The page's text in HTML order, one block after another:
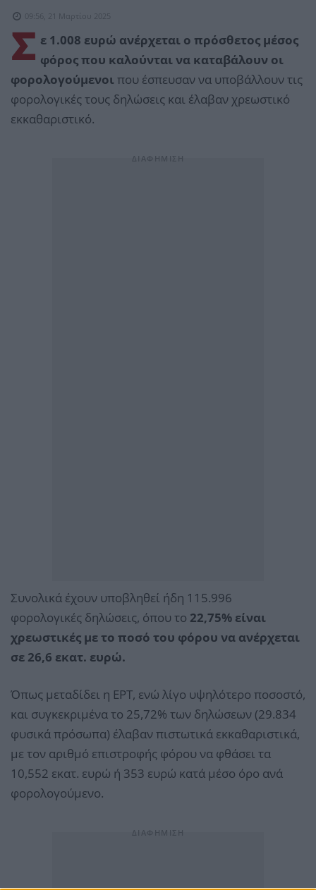
09:56, 21 Μαρτίου 2025
Σ ε 1.008 ευρώ ανέρχεται ο πρόσθετος μέσος
φόρος που καλούνται να καταβάλουν οι
φορολογούμενοιπου έσπευσαν να υποβάλλουν τις
φορολογικές τους δηλώσεις και έλαβαν χρεωστικό
εκκαθαριστικό.
Συνολικά έχουν υποβληθεί ήδη 115.996
φορολογικές δηλώσεις, όπου το 22,75% είναι
χρεωστικές με το ποσό του φόρου να ανέρχεται
σε 26,6 εκατ. ευρώ.
Όπως μεταδίδει η EΡΤ, ενώ λίγο υψηλότερο ποσοστό,
και συγκεκριμένα το 25,72% των δηλώσεων (29.834
φυσικά πρόσωπα) έλαβαν πιστωτικά εκκαθαριστικά,
με τον αριθμό επιστροφής φόρου να φθάσει τα
10,552 εκατ. ευρώ ή 353 ευρώ κατά μέσο όρο ανά
φορολογούμενο.